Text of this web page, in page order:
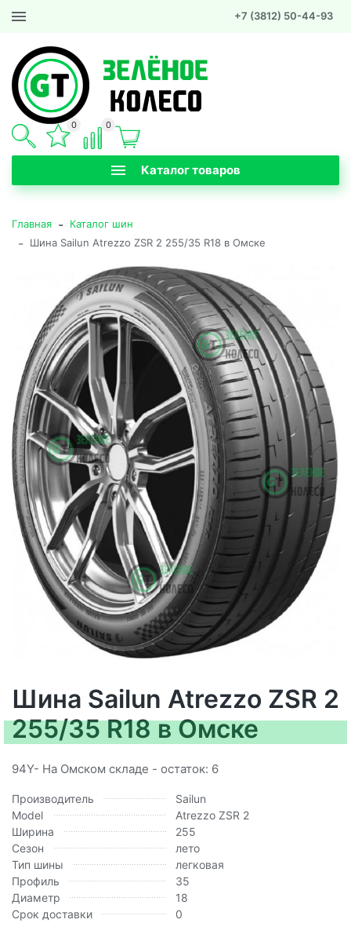
+7 (3812) 50-44-93
Каталог товаров
0 0
Главная - Каталог шин
- Шина Sailun Atrezzo ZSR 2 255/35 R18 в Омске
Шина Sailun Atrezzo ZSR 2
255/35 R18 в Омске
94Y- На Омском складе - остаток: 6
Производитель
Sailun
Model
Atrezzo ZSR 2
Ширина
255
Сезон
лето
Тип шины
легковая
Профиль
35
Диаметр
18
Срок доставки
0